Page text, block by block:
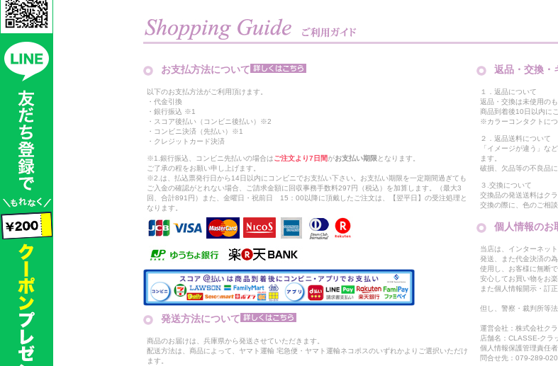
お支払方法について
以下のお支払方法がご利用頂けます。
・代金引換
・銀行振込 ※1
・スコア後払い（コンビニ後払い）※2
・コンビニ決済（先払い）※1
・クレジットカード決済
※1.銀行振込、コンビニ先払いの場合はご注文より7日間がお支払い期限 となります。
ご了承の程をお願い申し上げます。
※2.は、払込票発行日から14日以内にコンビニでお支払い下さい。お支払い期限を一定期間過ぎても
ご入金の確認がとれない場合、ご請求金額に回収事務手数料297円（税込）を加算します。（最大3
回、合計891円）また、金曜日・祝前日 15：00以降に頂戴したご注文は、【翌平日】の受注処理と
なります。
発送方法について
商品のお届けは、兵庫県から発送させていただきます。
配送方法は、商品によって、ヤマト運輸 宅急便・ヤマト運輸ネコポスのいずれかよりご選択いただけ
ます。
返品・交換・
１．返品について
返品・交換は未使用の
商品到着後10日以内に
※カラーコンタクトにつ
２．返品送料について
「イメージが違う」な
ます。
破損、欠品等の不良品
３.交換について
交換品の発送送料はク
交換の際に、色のご相談
個人情報のお
当店は、インターネッ
発送、また代金決済の
使用し、お客様に無断
安心してお買い物をお
また個人情報開示・訂
但し、警察・裁判所等
運営会社：株式会社クラ
店舗名：CLASSE-クラ
個人情報保護管理責任
問合せ先：079-289-